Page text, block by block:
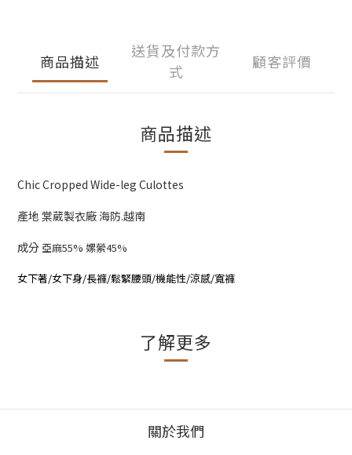
商品描述
送貨及付款方
式
顧客評價
商品描述
Chic Cropped Wide-leg Culottes
產地 棠葳製衣廠 海防.越南
成分 亞麻55% 嫘縈45%
女下著/女下身/長褲/鬆緊腰頭/機能性/涼感/寬褲
了解更多
關於我們